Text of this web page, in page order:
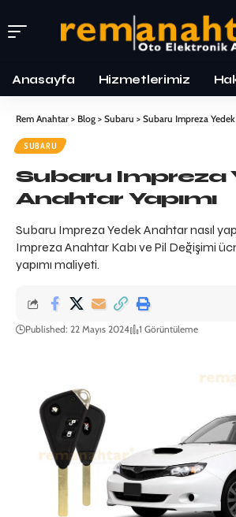
Anasayfa Hizmetlerimiz
Rem Anahtar > Blog > Subaru > Subaru Impreza Yedek
SUBARU
Subaru Impreza
Anahtar Yapımı
Subaru Impreza Yedek Anahtar nasıl
Impreza Anahtar Kabı ve Pil Değişimi
yapımı maliyeti.
Published: 22 Mayıs 2024 1 Görüntüleme